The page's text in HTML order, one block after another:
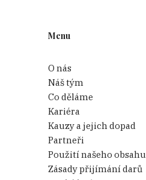
Menu
O nás
Náš tým
Co děláme
Kariéra
Kauzy a jejich dopad
Partneři
Použití našeho obsahu
Zásady přijímání darů